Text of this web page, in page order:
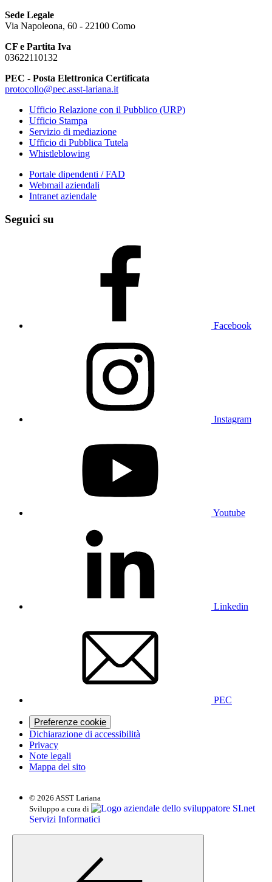
Sede Legale
Via Napoleona, 60 - 22100 Como
CF e Partita Iva
03622110132
PEC - Posta Elettronica Certificata
protocollo@pec.asst-lariana.it
Ufficio Relazione con il Pubblico (URP)
Ufficio Stampa
Servizio di mediazione
Ufficio di Pubblica Tutela
Whistleblowing
Portale dipendenti / FAD
Webmail aziendali
Intranet aziendale
Seguici su
Facebook
Instagram
Youtube
Linkedin
PEC
Preferenze cookie
Dichiarazione di accessibilità
Privacy
Note legali
Mappa del sito
© 2026 ASST Lariana
Sviluppo a cura di
SI.net
Servizi Informatici